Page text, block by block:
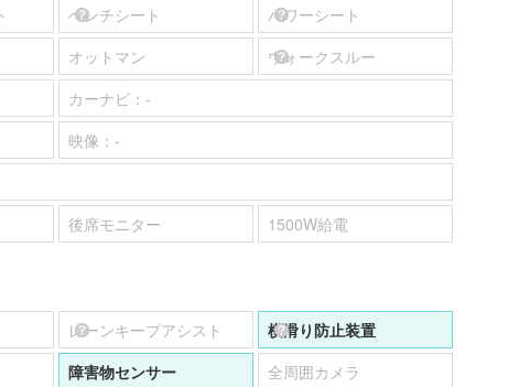
ベンチシート
パワーシート
オットマン
ウォークスルー
カーナビ： -
映像： -
後席モニター 1500W給電
レーンキープアシスト
横滑り防止装置
障害物センサー 全周囲カメラ